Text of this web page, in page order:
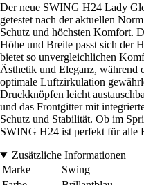
Der neue SWING H24 Lady
getestet nach der aktuellen
Schutz und höchsten Komfort.
Höhe und Breite passt sich der
bietet so unvergleichlichen
Ästhetik und Eleganz, während
optimale Luftzirkulation
Druckknöpfen leicht
und das Frontgitter mit
Schutz und Stabilität. Ob im
SWING H24 ist perfekt für alle
Zusätzliche Informationen
Marke
Swing